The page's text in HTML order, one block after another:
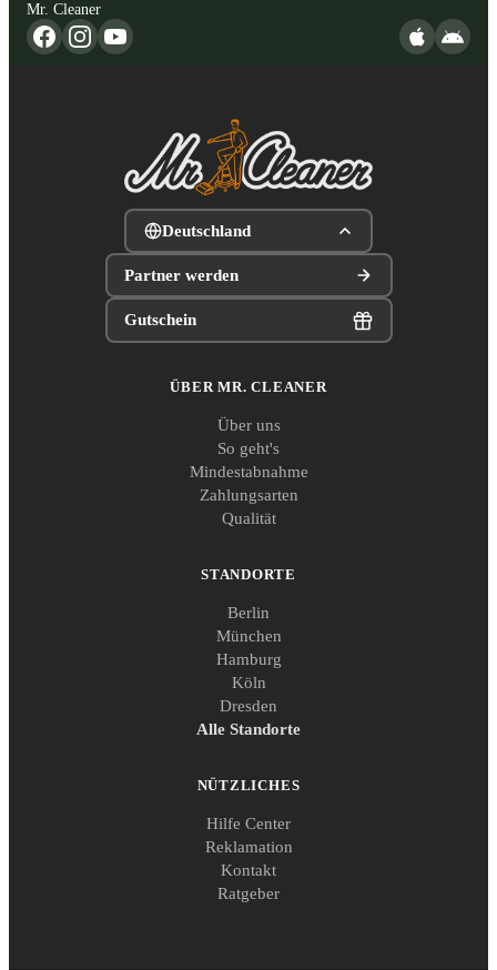
Mr. Cleaner
Deutschland
Partner werden
Gutschein
ÜBER MR. CLEANER
Über uns
So geht's
Mindestabnahme
Zahlungsarten
Qualität
STANDORTE
Berlin
München
Hamburg
Köln
Dresden
Alle Standorte
NÜTZLICHES
Hilfe Center
Reklamation
Kontakt
Ratgeber